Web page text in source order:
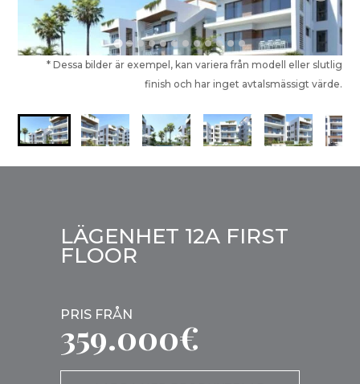
* Dessa bilder är exempel, kan variera från modell eller slutlig
finish och har inget avtalsmässigt värde.
LÄGENHET 12A FIRST
FLOOR
PRIS FRÅN
359.000€